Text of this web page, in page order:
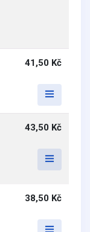
41,50 Kč
43,50 Kč
38,50 Kč